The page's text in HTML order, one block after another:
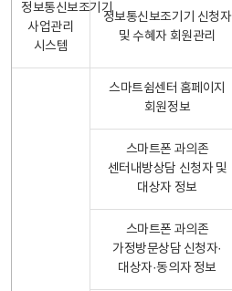
정보통신보조기기
사업관리
시스템
정보통신보조기기 신청자
및 수혜자 회원관리
스마트쉼센터 홈페이지
회원정보
스마트폰 과의존
센터내방상담 신청자 및
대상자 정보
스마트폰 과의존
가정방문상담 신청자·
대상자·동의자 정보